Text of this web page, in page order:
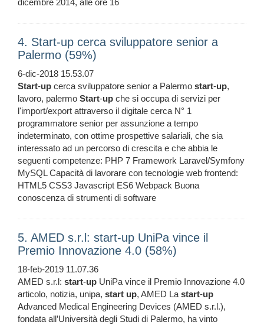
dicembre 2014, alle ore 16
4. Start-up cerca sviluppatore senior a
Palermo (59%)
6-dic-2018 15.53.07
Start-up cerca sviluppatore senior a Palermo start-up,
lavoro, palermo Start-up che si occupa di servizi per
l'import/export attraverso il digitale cerca N° 1
programmatore senior per assunzione a tempo
indeterminato, con ottime prospettive salariali, che sia
interessato ad un percorso di crescita e che abbia le
seguenti competenze: PHP 7 Framework Laravel/Symfony
MySQL Capacità di lavorare con tecnologie web frontend:
HTML5 CSS3 Javascript ES6 Webpack Buona
conoscenza di strumenti di software
5. AMED s.r.l: start-up UniPa vince il
Premio Innovazione 4.0 (58%)
18-feb-2019 11.07.36
AMED s.r.l: start-up UniPa vince il Premio Innovazione 4.0
articolo, notizia, unipa, start up, AMED Lastart-up
Advanced Medical Engineering Devices (AMED s.r.l.),
fondata all’Università degli Studi di Palermo, ha vinto